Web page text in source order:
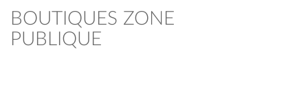
BOUTIQUES ZONE
PUBLIQUE